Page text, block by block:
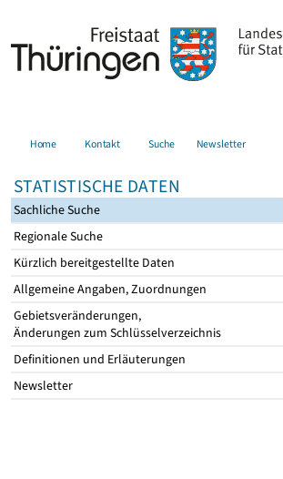
Home Kontakt Suche Newsletter
STATISTISCHE DATEN
Sachliche Suche
Regionale Suche
Kürzlich bereitgestellte Daten
Allgemeine Angaben, Zuordnungen
Gebietsveränderungen,
Änderungen zum Schlüsselverzeichnis
Definitionen und Erläuterungen
Newsletter